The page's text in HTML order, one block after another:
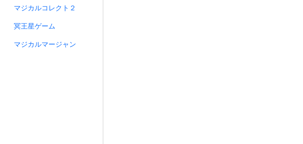
マジカルコレクト２
冥王星ゲーム
マジカルマージャン